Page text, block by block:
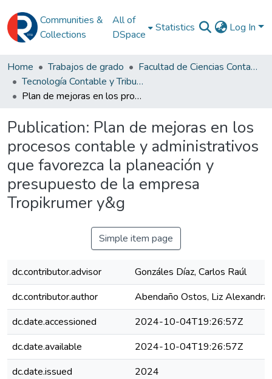
Communities &
Collections
All of
DSpace
Statistics Log In
Home Trabajos de grado
Facultad de Ciencias Contables
Tecnología Contable y Tributaria
Plan de mejoras en los procesos contable y administrativos que favorezca la planeación y presupuesto de la empresa Tropikrumer y&g
Publication: Plan de mejoras en los
procesos contable y administrativos
que favorezca la planeación y
presupuesto de la empresa
Tropikrumer y&g
Simple item page
dc.contributor.advisor
Gonzáles Díaz, Carlos Raúl
dc.contributor.author
Abendaño Ostos, Liz Alexandra
dc.date.accessioned
2024-10-04T19:26:57Z
dc.date.available
2024-10-04T19:26:57Z
dc.date.issued
2024